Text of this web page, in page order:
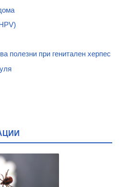
полезни при генитален херпес